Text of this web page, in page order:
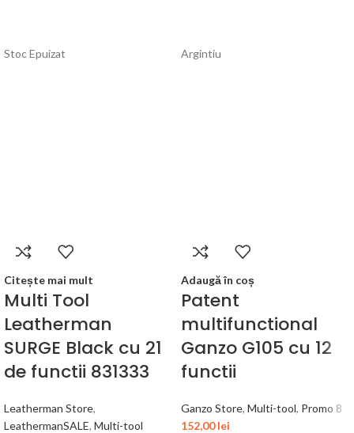
Stoc Epuizat
Citește mai mult
Multi Tool
Leatherman
SURGE Black cu 21
de functii 831333
Leatherman Store,
LeathermanSALE, Multi-tool
Argintiu
Adaugă în coș
Patent
multifunctional
Ganzo G105 cu 12
functii
Ganzo Store, Multi-tool, Promo 8
152,00lei